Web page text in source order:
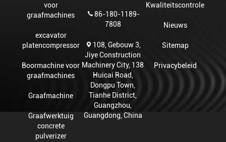
voor
graafmachines
excavator
platencompressor
Boormachine voor
graafmachines
Graafmachine
Graafwerktuig
concrete
pulverizer
86-180-1189-
7808
108, Gebouw 3,
Jiye Construction
Machinery City, 138
Huicai Road,
Dongpu Town,
Tianhe District,
Guangzhou,
Guangdong, China
Kwaliteitscontrole
Nieuws
Sitemap
Privacybeleid